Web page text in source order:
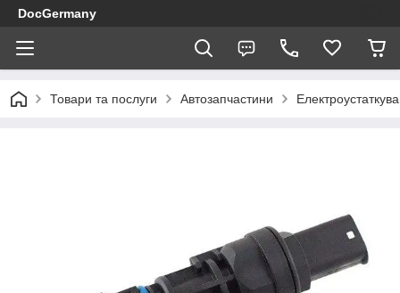
DocGermany
Товари та послуги Автозапчастини